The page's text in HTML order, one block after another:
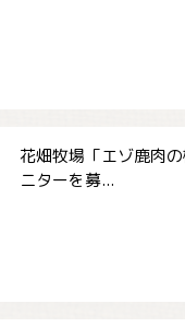
花畑牧場「エゾ鹿肉
ニターを募...